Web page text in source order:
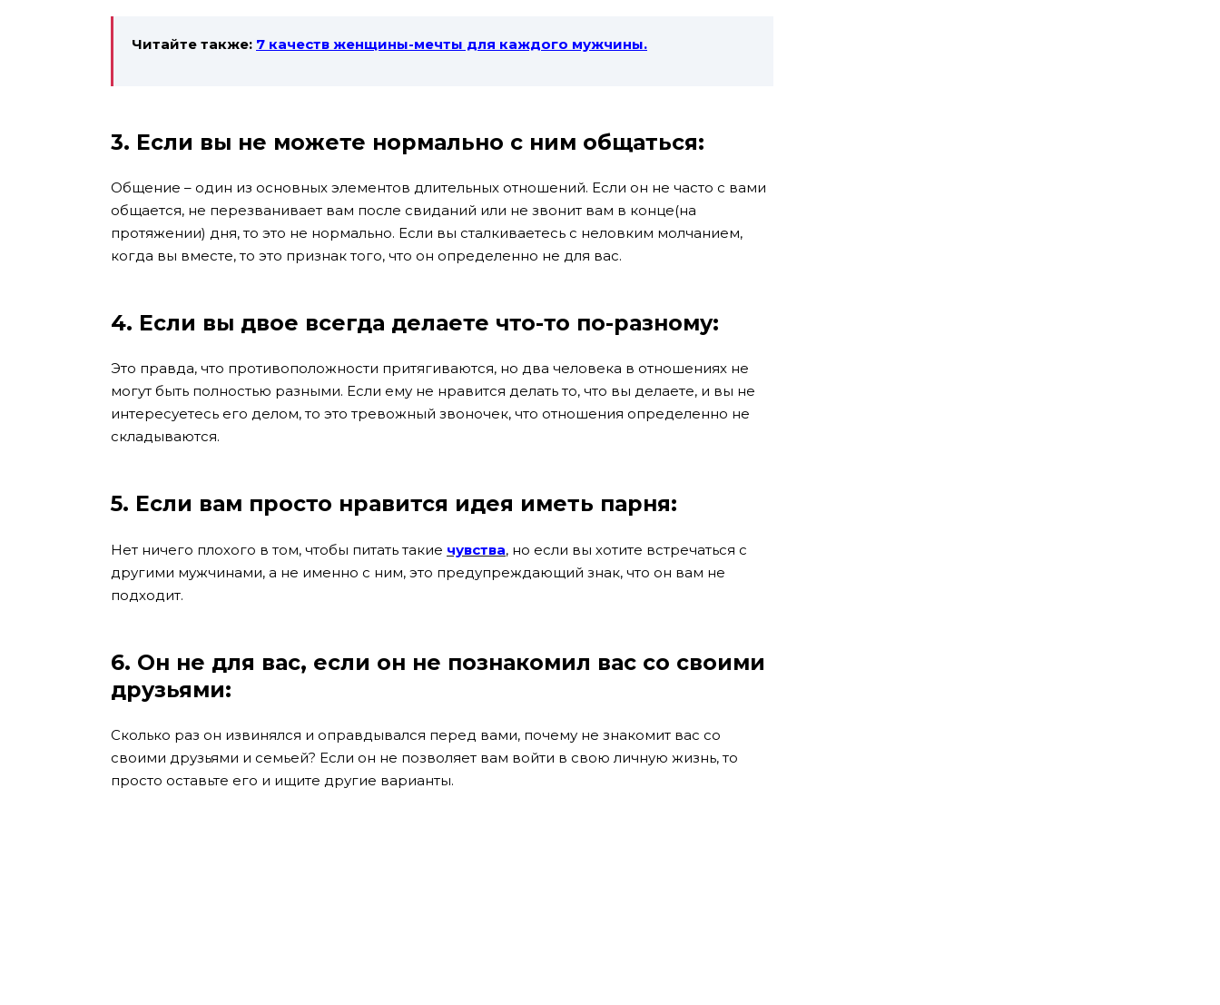
Читайте также: 7 качеств женщины-мечты для каждого мужчины.
3. Если вы не можете нормально с ним общаться:
Общение – один из основных элементов длительных отношений. Если он не часто с вами
общается, не перезванивает вам после свиданий или не звонит вам в конце(на
протяжении) дня, то это не нормально. Если вы сталкиваетесь с неловким молчанием,
когда вы вместе, то это признак того, что он определенно не для вас.
4. Если вы двое всегда делаете что-то по-разному:
Это правда, что противоположности притягиваются, но два человека в отношениях не
могут быть полностью разными. Если ему не нравится делать то, что вы делаете, и вы не
интересуетесь его делом, то это тревожный звоночек, что отношения определенно не
складываются.
5. Если вам просто нравится идея иметь парня:
Нет ничего плохого в том, чтобы питать такие чувства, но если вы хотите встречаться с
другими мужчинами, а не именно с ним, это предупреждающий знак, что он вам не
подходит.
6. Он не для вас, если он не познакомил вас со своими
друзьями:
Сколько раз он извинялся и оправдывался перед вами, почему не знакомит вас со
своими друзьями и семьей? Если он не позволяет вам войти в свою личную жизнь, то
просто оставьте его и ищите другие варианты.